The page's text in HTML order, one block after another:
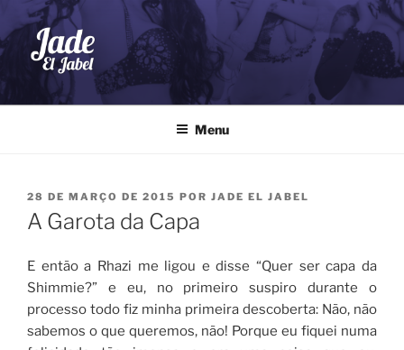
Pular
para
o
conteúdo
JADE EL JABEL
Dança do Ventre
Menu
PUBLICADO
EM
28 DE MARÇO DE 2015 POR JADE EL JABEL
A Garota da Capa
E então a Rhazi me ligou e disse “Quer ser capa da
Shimmie?” e eu, no primeiro suspiro durante o
processo todo fiz minha primeira descoberta: Não, não
sabemos o que queremos, não! Porque eu fiquei numa